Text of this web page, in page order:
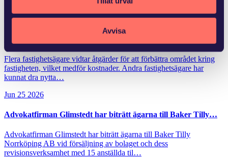
Avvisa
Jul 8 2026
Flera fastighetsägare vidtar åtgärder för att förbättra området kring
fastigheten, vilket medför kostnader. Andra fastighetsägare har
kunnat dra nytta…
Jun 25 2026
Advokatfirman Glimstedt har biträtt ägarna till Baker Tilly…
Advokatfirman Glimstedt har biträtt ägarna till Baker Tilly
Norrköping AB vid försäljning av bolaget och dess
revisionsverksamhet med 15 anställda til…